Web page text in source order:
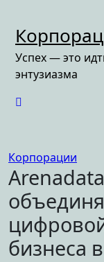
содержимому
Успех — это
энтузиазма
Корпорации
бизнеса